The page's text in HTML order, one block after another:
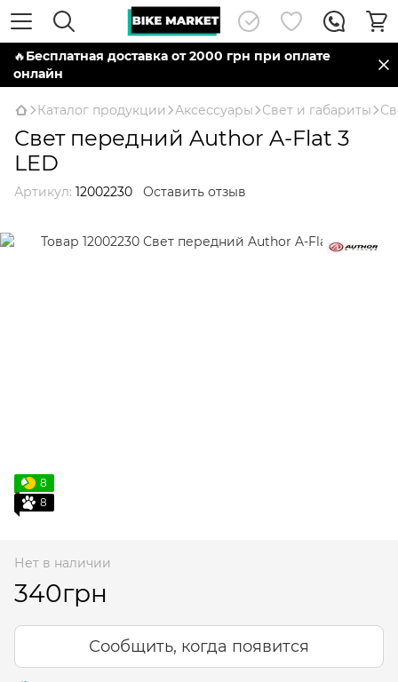
🔥Бесплатная доставка от 2000 грн при оплате
онлайн
Каталог продукции Аксессуары Свет и габариты
Свет передний Author A-Flat 3
LED
Артикул: 12002230 Оставить отзыв
8
8
Нет в наличии
340грн
Сообщить, когда появится